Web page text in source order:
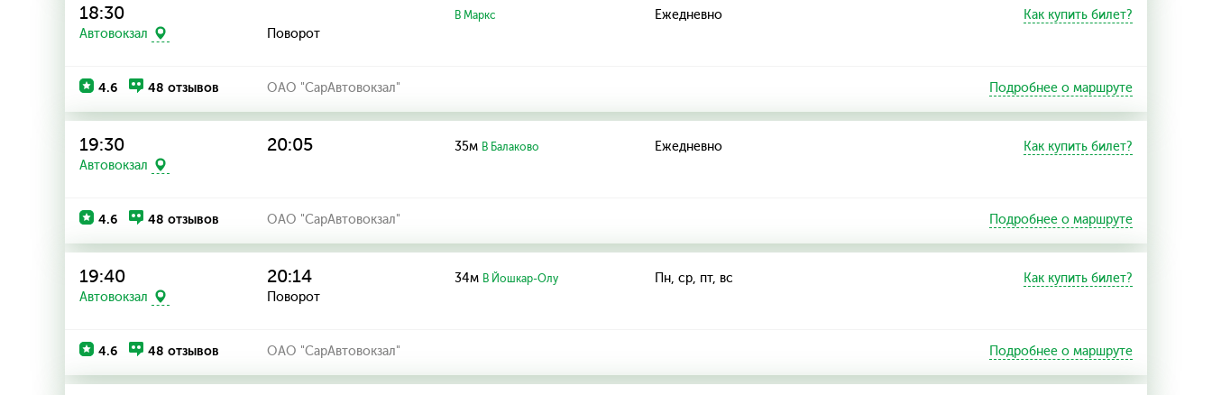
18:30
Автовокзал Поворот
В Маркс Ежедневно Как купить билет?
4.6 48 отзывов ОАО "СарАвтовокзал" Подробнее о маршруте
19:30
Автовокзал
20:05 35м В Балаково Ежедневно Как купить билет?
4.6 48 отзывов ОАО "СарАвтовокзал" Подробнее о маршруте
19:40
Автовокзал
20:14
Поворот
34м В Йошкар-Олу Пн, ср, пт, вс Как купить билет?
4.6 48 отзывов ОАО "СарАвтовокзал" Подробнее о маршруте